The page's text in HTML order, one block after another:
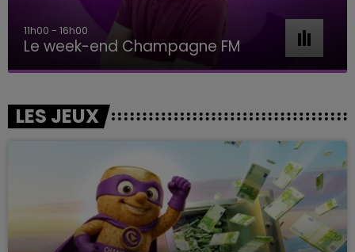
11h00 - 16h00
Le week-end Champagne FM
LES JEUX